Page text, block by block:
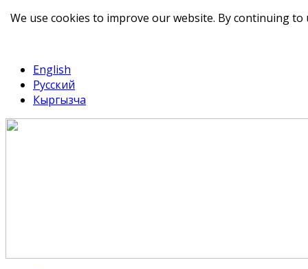
English
Русский
Кыргызча
We use cookies to improve our website. By continuing